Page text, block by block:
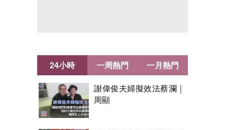
24小時
謝偉俊夫婦擬效法蔡瀾｜
周顯
一周熱門 一月熱門